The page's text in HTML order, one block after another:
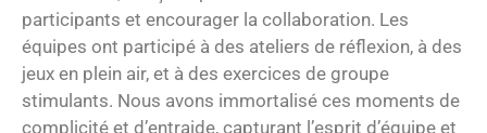
participants et encourager la collaboration. Les
équipes ont participé à des ateliers de réflexion, à des
jeux en plein air, et à des exercices de groupe
stimulants. Nous avons immortalisé ces moments de
complicité et d’entraide, capturant l’esprit d’équipe et